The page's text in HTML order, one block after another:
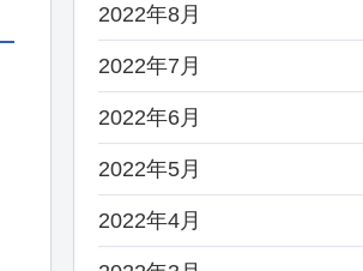
2022年8月
2022年7月
2022年6月
2022年5月
2022年4月